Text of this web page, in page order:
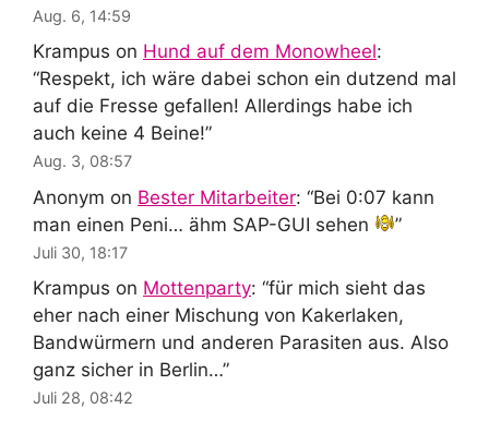
Aug. 6, 14:59
Krampus on Hund auf dem Monowheel:
“Respekt, ich wäre dabei schon ein dutzend mal
auf die Fresse gefallen! Allerdings habe ich
auch keine 4 Beine!”
Aug. 3, 08:57
Anonym on Bester Mitarbeiter: “Bei 0:07 kann
man einen Peni… ähm SAP-GUI sehen
”
Juli 30, 18:17
Krampus on Mottenparty: “für mich sieht das
eher nach einer Mischung von Kakerlaken,
Bandwürmern und anderen Parasiten aus. Also
ganz sicher in Berlin…”
Juli 28, 08:42